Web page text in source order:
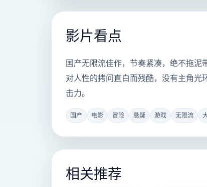
影片看点
国产无限流佳作，节奏紧凑，绝不拖泥
对人性的拷问直白而残酷，没有主角光
击力。
国产 电影 冒险 悬疑 游戏 无限流
相关推荐